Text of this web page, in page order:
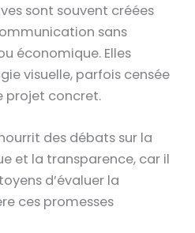
sont souvent créées
sans
économique. Elles
visuelle, parfois censée
projet concret.
des débats sur la
et la transparence, car il
d’évaluer la
ces promesses